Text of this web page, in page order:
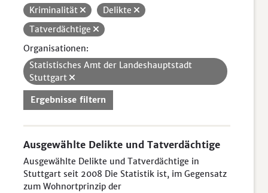
Kriminalität
Delikte
Tatverdächtige
Organisationen:
Statistisches Amt der Landeshauptstadt
Stuttgart
Ergebnisse filtern
Ausgewählte Delikte und Tatverdächtige
Ausgewählte Delikte und Tatverdächtige in
Stuttgart seit 2008 Die Statistik ist, im Gegensatz
zum Wohnortprinzip der